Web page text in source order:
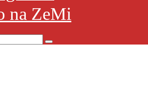
na ZeMi